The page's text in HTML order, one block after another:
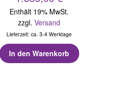
Enthält 19% MwSt.
zzgl.Versand
Lieferzeit: ca. 3-4 Werktage
In den Warenkorb